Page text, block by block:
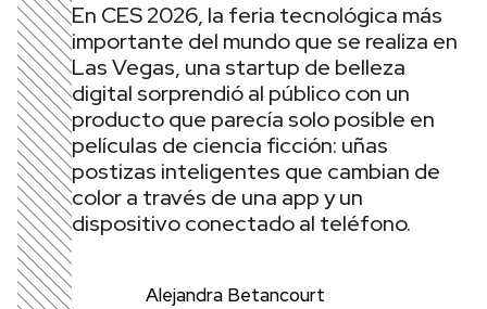
En CES 2026, la feria tecnológica más
importante del mundo que se realiza en
Las Vegas, una startup de belleza
digital sorprendió al público con un
producto que parecía solo posible en
películas de ciencia ficción: uñas
postizas inteligentes que cambian de
color a través de una app y un
dispositivo conectado al teléfono.
Alejandra Betancourt